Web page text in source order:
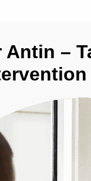
Antin –